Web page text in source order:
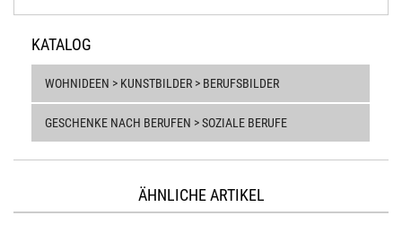
KATALOG
WOHNIDEEN > KUNSTBILDER > BERUFSBILDER
GESCHENKE NACH BERUFEN > SOZIALE BERUFE
ÄHNLICHE ARTIKEL